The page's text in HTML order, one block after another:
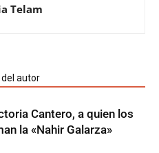
Telam
del autor
Cantero, a quien los
la «Nahir Galarza»